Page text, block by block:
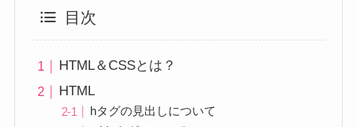
目次
HTML＆CSSとは？
HTML
hタグの見出しについて